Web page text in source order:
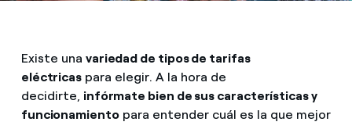
Existe una variedad de tipos de tarifas
eléctricas para elegir. A la hora de
decidirte, infórmate bien de sus características y
funcionamientopara entender cuál es la que mejor